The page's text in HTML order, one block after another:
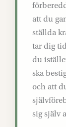
att du
ställda
tar dig
du
ska
och att
sig själv